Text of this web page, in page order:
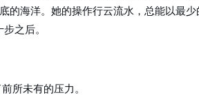
的海洋。她的操作行云流水，总能以最
之后。
所未有的压力。